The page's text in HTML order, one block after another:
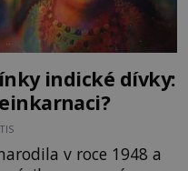
indické dívky:
v roce 1948 a